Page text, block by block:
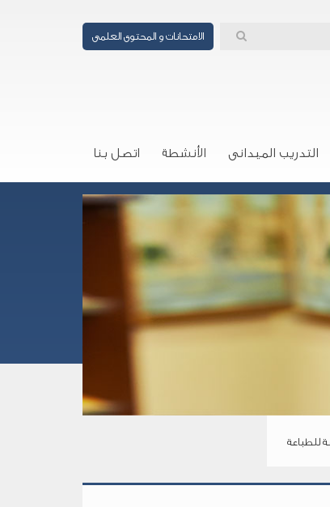
الامتحانات و المحتوى العلمى
التدريب الميدانى الأنشطة اتصل بنا